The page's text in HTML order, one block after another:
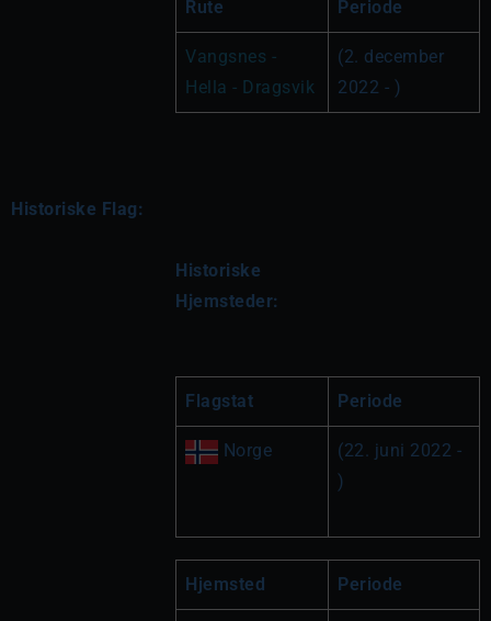
Rute Periode
Vangsnes -
Hella - Dragsvik
(2. december
2022 - )
Historiske Flag:
Historiske
Hjemsteder:
Flagstat Periode
Norge
(22. juni 2022 -
)
Hjemsted Periode